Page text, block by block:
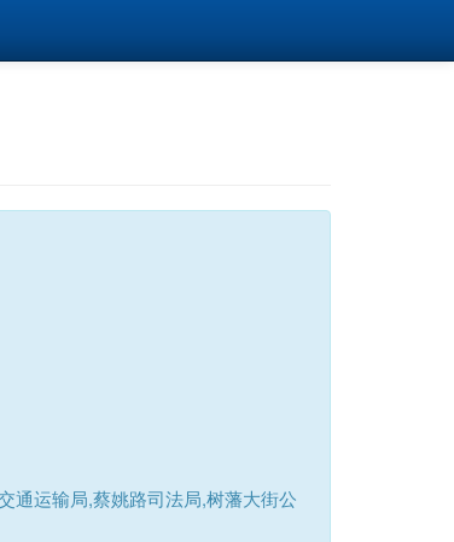
通运输局,蔡姚路司法局,树藩大街公